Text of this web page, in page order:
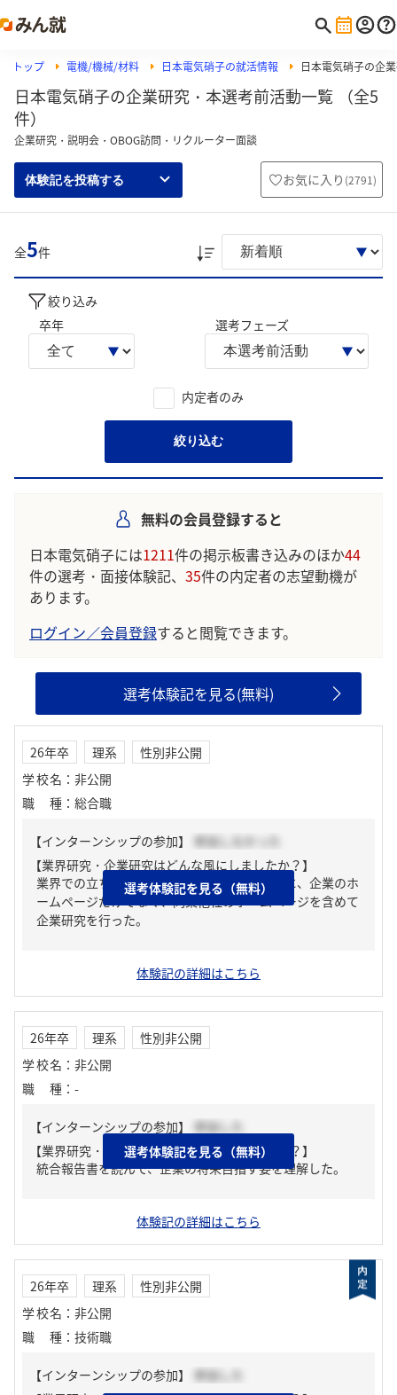
トップ 電機/機械/材料 日本電気硝子の就活情報 日本電気硝子の企
日本電気硝子の企業研究・本選考前活動一覧 （全5
件）
企業研究・説明会・OBOG訪問・リクルーター面談
体験記を投稿する お気に入り (2791)
全5件
絞り込み
卒年
選考フェーズ
内定者のみ
絞り込む
無料の会員登録すると
日本電気硝子には1211件の掲示板書き込みのほか44
件の選考・面接体験記、 35件の内定者の志望動機が
あります。
ログイン／会員登録すると閲覧できます。
選考体験記を見る(無料)
26年卒 理系
性別非公開
学校名 ： 非公開
職種 ： 総合職
【インターンシップの参加】
参加しなかった
【業界研究・企業研究はどんな風にしましたか？】
業界での立ち位置、扱う製品を比較するために、企業のホ
ームページだけでなく、同業他社のホームページを含めて
企業研究を行った。
選考体験記を見る（無料）
体験記の詳細はこちら
26年卒 理系
性別非公開
学校名 ： 非公開
職種 ： -
【インターンシップの参加】
参加した
【業界研究・企業研究はどんな風にしましたか？】
統合報告書を読んで、企業の将来目指す姿を理解した。
選考体験記を見る（無料）
体験記の詳細はこちら
26年卒 理系
性別非公開
学校名 ： 非公開
職種 ： 技術職
【インターンシップの参加】
参加した